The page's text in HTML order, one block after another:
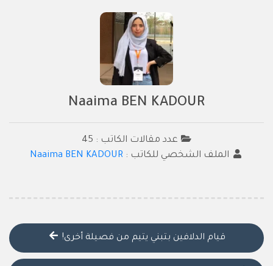
Naaima BEN KADOUR
عدد مقالات الكاتب : 45
الملف الشخصي للكاتب : Naaima BEN KADOUR
قيام الدلافين بتبني يتيم من فصيلة أخرى!